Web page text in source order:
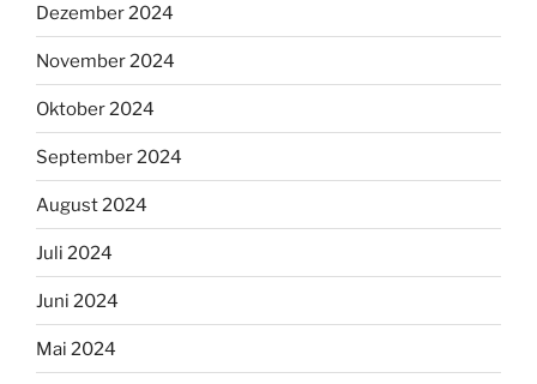
Dezember 2024
November 2024
Oktober 2024
September 2024
August 2024
Juli 2024
Juni 2024
Mai 2024